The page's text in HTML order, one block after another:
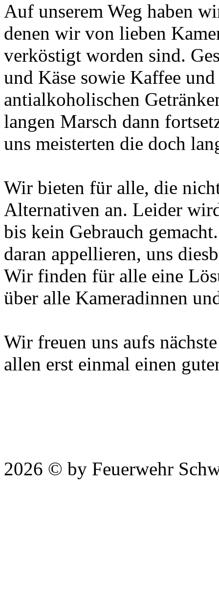
Auf unserem Weg haben
denen wir von lieben
verköstigt worden sind.
und Käse sowie Kaffee
antialkoholischen
langen Marsch dann
uns meisterten die doch
Wir bieten für alle, die
Alternativen an. Leider
bis kein Gebrauch
daran appellieren, uns
Wir finden für alle eine
über alle Kameradinnen
Wir freuen uns aufs
allen erst einmal einen
2026 © by Feuerwehr